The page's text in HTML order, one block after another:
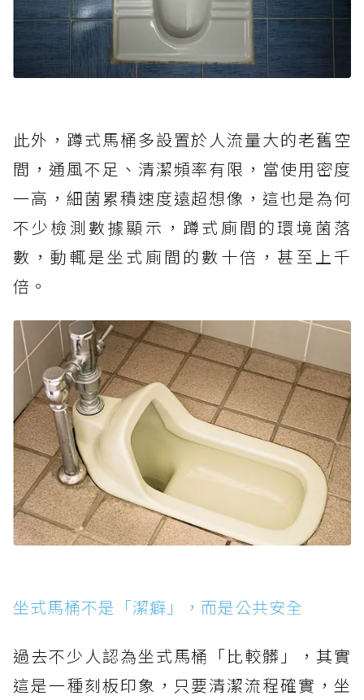
此外，蹲式馬桶多設置於人流量大的老舊空
間，通風不足、清潔頻率有限，當使用密度
一高，細菌累積速度遠超想像，這也是為何
不少檢測數據顯示，蹲式廁間的環境菌落
數，動輒是坐式廁間的數十倍，甚至上千
倍。
坐式馬桶不是「潔癖」，而是公共安全
過去不少人認為坐式馬桶「比較髒」，其實
這是一種刻板印象，只要清潔流程確實，坐